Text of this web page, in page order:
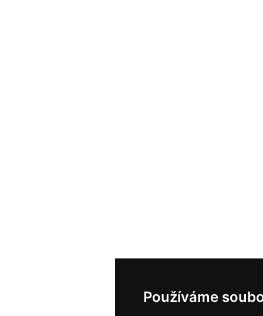
Používáme